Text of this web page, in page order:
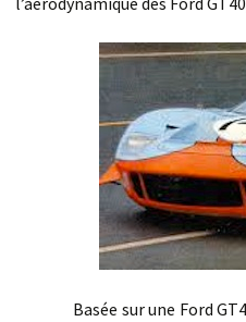
Basée sur une Ford GT40